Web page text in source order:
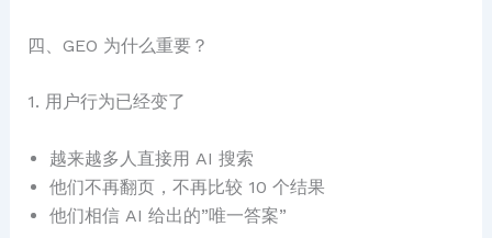
四、GEO 为什么重要？
1. 用户行为已经变了
越来越多人直接用 AI 搜索
他们不再翻页，不再比较 10 个结果
他们相信 AI 给出的”唯一答案”